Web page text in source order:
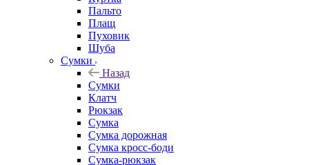
Пальто
Плащ
Пуховик
Шуба
Сумки
Назад
Сумки
Клатч
Рюкзак
Сумка
Сумка дорожная
Сумка кросс-боди
Сумка-рюкзак